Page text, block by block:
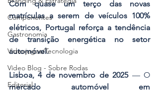
Componentes
Gastronomia
Videojogos/Tecnologia
Vídeo Blog - Sobre Rodas
Editorial
Com quase um terço das novas
matrículas a serem de veículos 100%
elétricos, Portugal reforça a tendência
de transição energética no setor
automóvel.
Lisboa, 4 de novembro de 2025
mercado automóvel em